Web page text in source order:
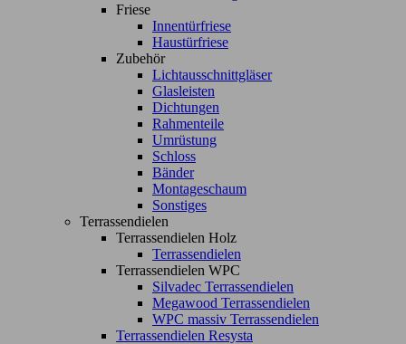
Friese
Innentürfriese
Haustürfriese
Zubehör
Lichtausschnittgläser
Glasleisten
Dichtungen
Rahmenteile
Umrüstung
Schloss
Bänder
Montageschaum
Sonstiges
Terrassendielen
Terrassendielen Holz
Terrassendielen
Terrassendielen WPC
Silvadec Terrassendielen
Megawood Terrassendielen
WPC massiv Terrassendielen
Terrassendielen Resysta